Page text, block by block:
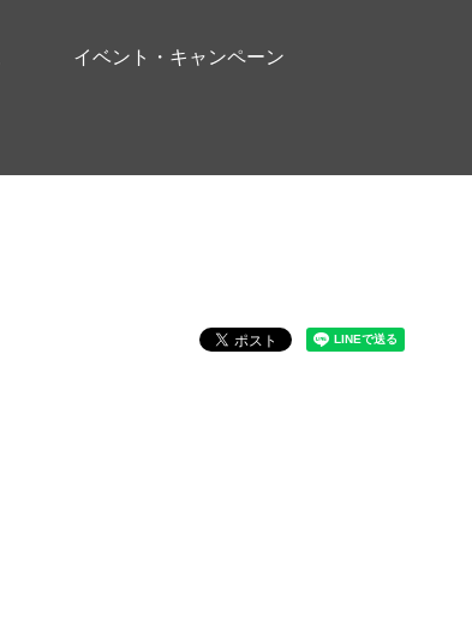
イベント・キャンペーン